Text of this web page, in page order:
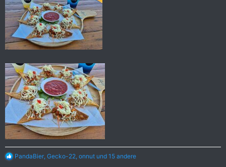
R
PandaBier Gecko-22 onnut und 15 andere